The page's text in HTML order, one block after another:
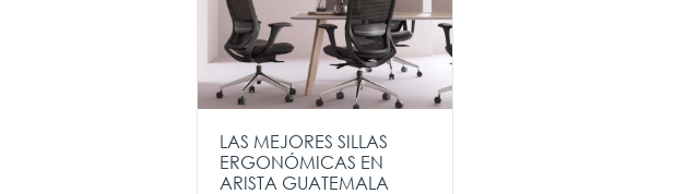
LAS MEJORES SILLAS
ERGONÓMICAS EN
ARISTA GUATEMALA